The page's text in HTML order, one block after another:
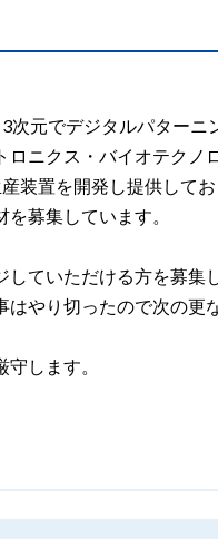
元でデジタルパターニ
ニクス・バイオテクノ
装置を開発し提供してお
募集しています。
ていただける方を募集
やり切ったので次の更
します。